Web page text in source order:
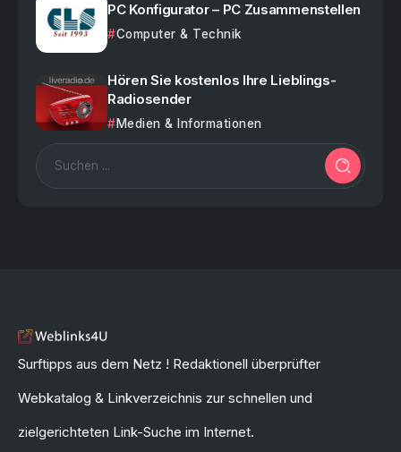
PC Konfigurator – PC Zusammenstellen
Computer & Technik
Hören Sie kostenlos Ihre Lieblings-
Radiosender
Medien & Informationen
Surftipps aus dem Netz ! Redaktionell überprüfter
Webkatalog & Linkverzeichnis zur schnellen und
zielgerichteten Link-Suche im Internet.